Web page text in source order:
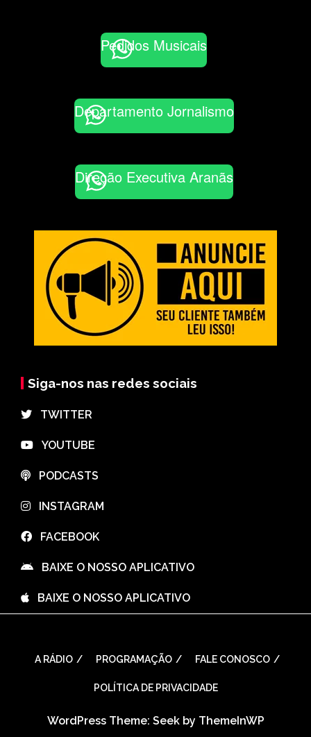
Pedidos Musicais
Departamento Jornalismo
Direção Executiva Aranãs
Siga-nos nas redes sociais
⠀TWITTER
⠀YOUTUBE
⠀PODCASTS
⠀INSTAGRAM
⠀FACEBOOK
⠀BAIXE O NOSSO APLICATIVO
⠀BAIXE O NOSSO APLICATIVO
A RÁDIO PROGRAMAÇÃO FALE CONOSCO
POLÍTICA DE PRIVACIDADE
WordPress Theme: Seek by ThemeInWP